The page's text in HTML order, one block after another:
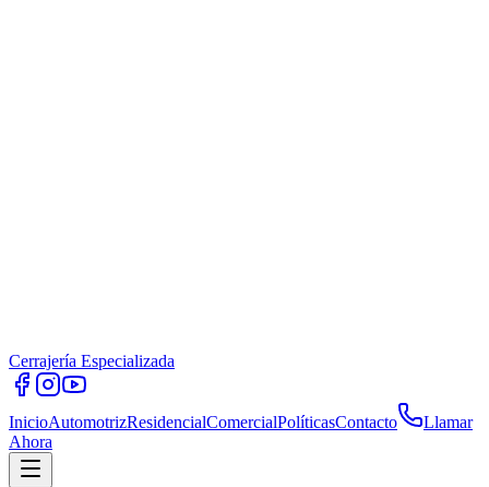
Cerrajería Especializada
InicioAutomotrizResidencialComercialPolíticasContacto
Llamar
Ahora